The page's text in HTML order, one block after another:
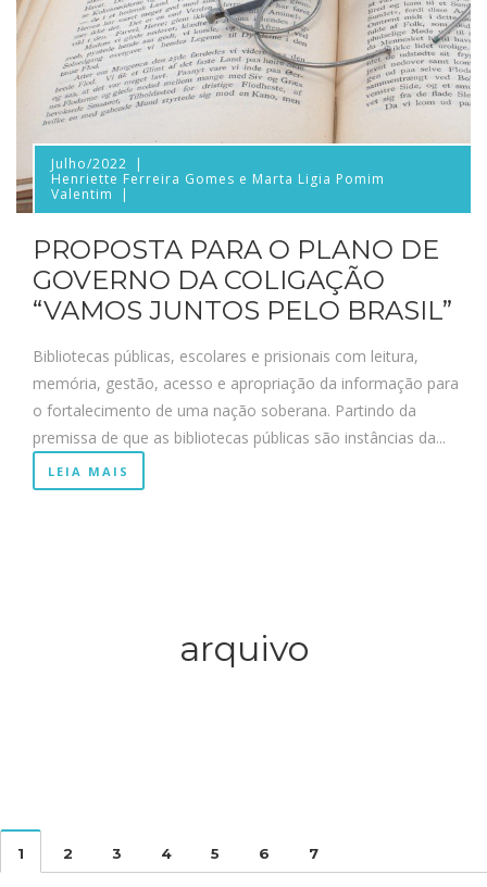
Julho/2022
Henriette Ferreira Gomes e Marta Ligia Pomim
Valentim
PROPOSTA PARA O PLANO DE
GOVERNO DA COLIGAÇÃO
“VAMOS JUNTOS PELO BRASIL”
Bibliotecas públicas, escolares e prisionais com leitura,
memória, gestão, acesso e apropriação da informação para
o fortalecimento de uma nação soberana. Partindo da
premissa de que as bibliotecas públicas são instâncias da...
LEIA MAIS
arquivo
1 2 3 4 5 6 7